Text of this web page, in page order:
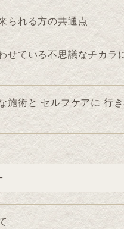
られる方の共通点
せている不思議なチカラ
施術と セルフケアに 行